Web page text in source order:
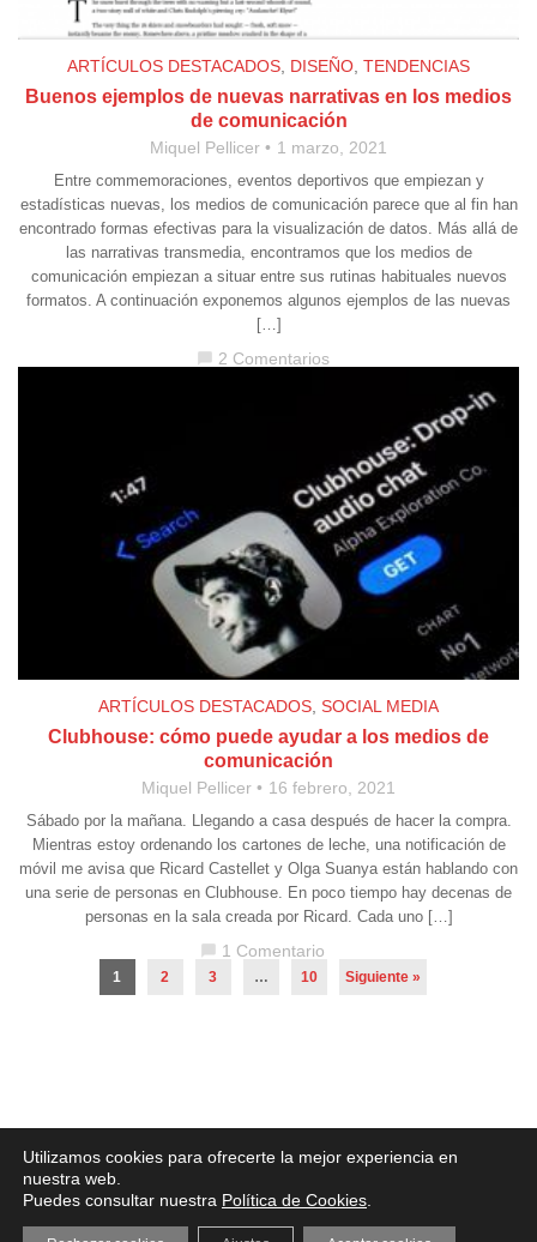
ARTÍCULOS DESTACADOS DISEÑO TENDENCIAS
Buenos ejemplos de nuevas narrativas en los medios
de comunicación
Miquel Pellicer 1 marzo, 2021
Entre commemoraciones, eventos deportivos que empiezan y
estadísticas nuevas, los medios de comunicación parece que al fin han
encontrado formas efectivas para la visualización de datos. Más allá de
las narrativas transmedia, encontramos que los medios de
comunicación empiezan a situar entre sus rutinas habituales nuevos
formatos. A continuación exponemos algunos ejemplos de las nuevas
[…]
2 Comentarios
ARTÍCULOS DESTACADOS SOCIAL MEDIA
Clubhouse: cómo puede ayudar a los medios de
comunicación
Miquel Pellicer 16 febrero, 2021
Sábado por la mañana. Llegando a casa después de hacer la compra.
Mientras estoy ordenando los cartones de leche, una notificación de
móvil me avisa que Ricard Castellet y Olga Suanya están hablando con
una serie de personas en Clubhouse. En poco tiempo hay decenas de
personas en la sala creada por Ricard. Cada uno […]
chat_bubble 1 Comentario
1 2 3 … 10 Siguiente »
Aviso legal·Política de Privacidad·Política de Cookies
Utilizamos cookies para ofrecerte la mejor experiencia en
nuestra web.
Puedes consultar nuestra Política de Cookies